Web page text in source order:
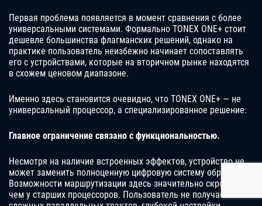
Первая проблема появляется в момент сравнения с более
универсальными системами. Формально TONEX ONE+ стоит
дешевле большинства флагманских решений, однако на
практике пользователь неизбежно начинает сопоставлять
его с устройствами, которые на вторичном рынке находятся
в схожем ценовом диапазоне.
Именно здесь становится очевидно, что TONEX ONE+ — не
универсальный процессор, а специализированное решение.
Главное ограничение связано с функциональностью.
Несмотря на наличие встроенных эффектов, устройство не
может заменить полноценную цифровую систему обработки.
Возможности маршрутизации здесь значительно скромнее,
чем у старших процессоров. Пользователь не получает